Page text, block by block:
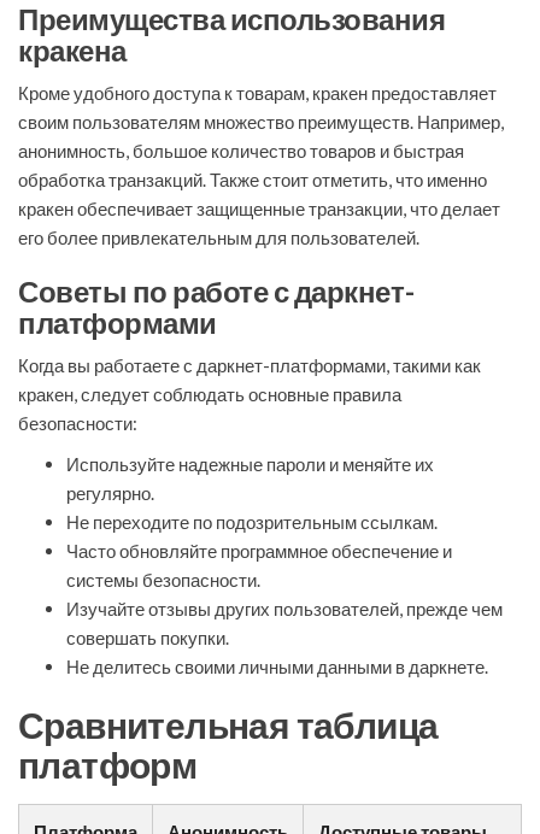
Преимущества использования
кракена
Кроме удобного доступа к товарам, кракен предоставляет
своим пользователям множество преимуществ. Например,
анонимность, большое количество товаров и быстрая
обработка транзакций. Также стоит отметить, что именно
кракен обеспечивает защищенные транзакции, что делает
его более привлекательным для пользователей.
Советы по работе с даркнет-
платформами
Когда вы работаете с даркнет-платформами, такими как
кракен, следует соблюдать основные правила
безопасности:
Используйте надежные пароли и меняйте их
регулярно.
Не переходите по подозрительным ссылкам.
Часто обновляйте программное обеспечение и
системы безопасности.
Изучайте отзывы других пользователей, прежде чем
совершать покупки.
Не делитесь своими личными данными в даркнете.
Сравнительная таблица
платформ